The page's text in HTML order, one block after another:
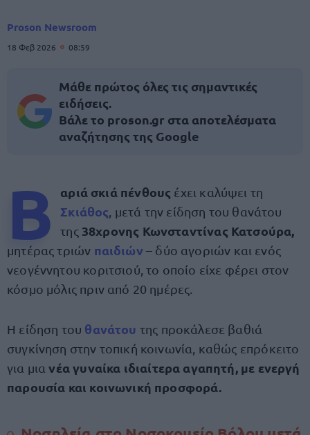
Proson Newsroom
18 Φεβ 2026 08:59
Μάθε πρώτος όλες τις σημαντικές
ειδήσεις.
Βάλε το proson.gr στα αποτελέσματα
αναζήτησης της Google
Β αριά σκιά πένθους έχει καλύψει τη
Σκιάθος , μετά την είδηση του θανάτου
της38χρονης Κωνσταντίνας Κατσούρα,
μητέρας τριών παιδιών– δύο αγοριών και ενός
νεογέννητου κοριτσιού, το οποίο είχε φέρει στον
κόσμο μόλις πριν από 20 ημέρες.
Η είδηση του θανάτου της προκάλεσε βαθιά
συγκίνηση στην τοπική κοινωνία, καθώς επρόκειτο
για μιανέα γυναίκα ιδιαίτερα αγαπητή, με ενεργή
παρουσία και κοινωνική προσφορά.